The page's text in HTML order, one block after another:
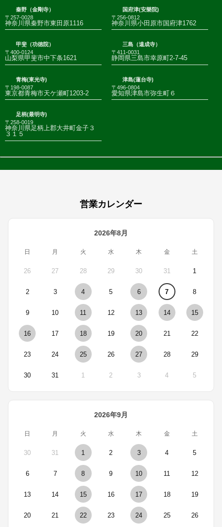
秦野（金剛寺）
〒257-0028
神奈川県秦野市東田原1116
国府津(安樂院)
〒256-0812
神奈川県小田原市国府津1762
甲斐（功徳院）
〒400-0124
山梨県甲斐市中下条1621
三島（遠成寺）
〒411-0031
静岡県三島市幸原町2-7-45
青梅(東光寺)
〒198-0087
東京都青梅市天ケ瀬町1203-2
津島(蓮台寺)
〒496-0804
愛知県津島市弥生町６
足柄(最明寺)
〒258-0019
神奈川県足柄上郡大井町金子３
３１５
営業カレンダー
2026年8月
日 月 火 水 木 金 土
26 27 28 29 30 31 1
2 3 4 5 6 7 8
9 10 11 12 13 14 15
16 17 18 19 20 21 22
23 24 25 26 27 28 29
30 31 1 2 3 4 5
2026年9月
日 月 火 水 木 金 土
30 31 1 2 3 4 5
6 7 8 9 10 11 12
13 14 15 16 17 18 19
20 21 22 23 24 25 26